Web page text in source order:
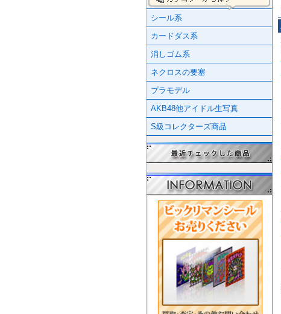
シール系
カードダス系
消しゴム系
ネクロスの要塞
プラモデル
AKB48他アイドル生写真
S級コレクターズ商品